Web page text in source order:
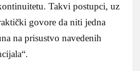
Takvi postupci, uz
govore da niti jedna
na prisustvo navedenih